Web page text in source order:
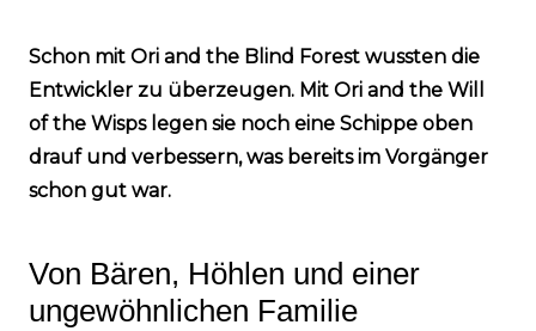
Schon mit Ori and the Blind Forest wussten die
Entwickler zu überzeugen. Mit Ori and the Will
of the Wisps legen sie noch eine Schippe oben
drauf und verbessern, was bereits im Vorgänger
schon gut war.
Von Bären, Höhlen und einer
ungewöhnlichen Familie